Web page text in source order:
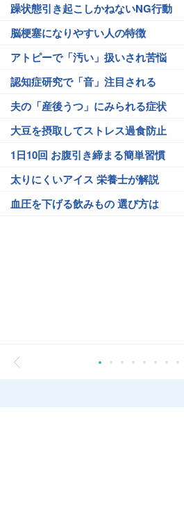
躁状態引き起こしかねないNG行動
脳梗塞になりやすい人の特徴
アトピーで「汚い」扱いされ苦悩
認知症研究で「音」注目される
夫の「産後うつ」にみられる症状
大豆を摂取してストレス過食防止
1日10回 お腹引き締まる簡単習慣
太りにくいアイス 栄養士が解説
血圧を下げる飲みもの 選び方は